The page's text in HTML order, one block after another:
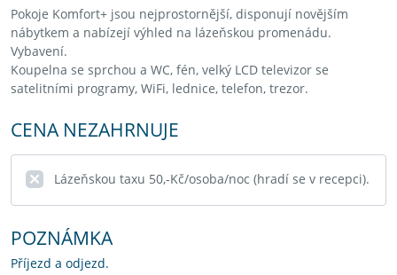
Pokoje Komfort+ jsou nejprostornější, disponují novějším
nábytkem a nabízejí výhled na lázeňskou promenádu.
Vybavení.
Koupelna se sprchou a WC, fén, velký LCD televizor se
satelitními programy, WiFi, lednice, telefon, trezor.
CENA NEZAHRNUJE
Lázeňskou taxu 50,-Kč/osoba/noc (hradí se v recepci).
POZNÁMKA
Příjezd a odjezd.